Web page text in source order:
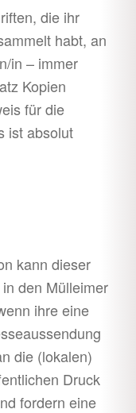
die ihr
habt, an
in – immer
Kopien
für die
ist absolut
kann dieser
den Mülleimer
ihre eine
die (lokalen)
Druck
fordern eine